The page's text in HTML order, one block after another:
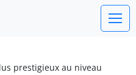
prestigieux au niveau